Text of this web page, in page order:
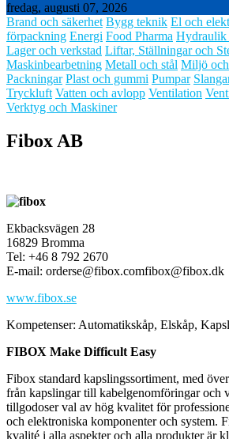
fredag, augusti 07, 2026
Brand och säkerhet Bygg teknik El och
förpackning Energi Food Pharma Hydraulik
Lager och verkstad Liftar, Ställningar och
Maskinbearbetning Metall och stål Miljö
Packningar Plast och gummi Pumpar
Tryckluft Vatten och avlopp Ventilation
Verktyg och Maskiner
Fibox AB
Ekbacksvägen 28
16829 Bromma
Tel: +46 8 792 2670
E-mail: orderse@fibox.comfibox@fibox.dk
www.fibox.se
Kompetenser: Automatikskåp, Elskåp,
FIBOX Make Difficult Easy
Fibox standard kapslingssortiment, med
från kapslingar till kabelgenomföringar och
tillgodoser val av hög kvalitet för
och elektroniska komponenter och system.
kvalité i alla aspekter och alla produkter är